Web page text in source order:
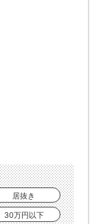
居抜き
30万円以下